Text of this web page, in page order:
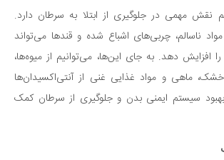
نقش مهمی در جلوگیری از ابتلا به سرطان دارد.
ناسالم، چربی‌های اشباع شده و قندها می‌تواند
افزایش دهد. به جای این‌ها، می‌توانیم از میوه‌ها،
ماهی و مواد غذایی غنی از آنتی‌اکسیدان‌ها
بهبود سیستم ایمنی بدن و جلوگیری از سرطان کمک